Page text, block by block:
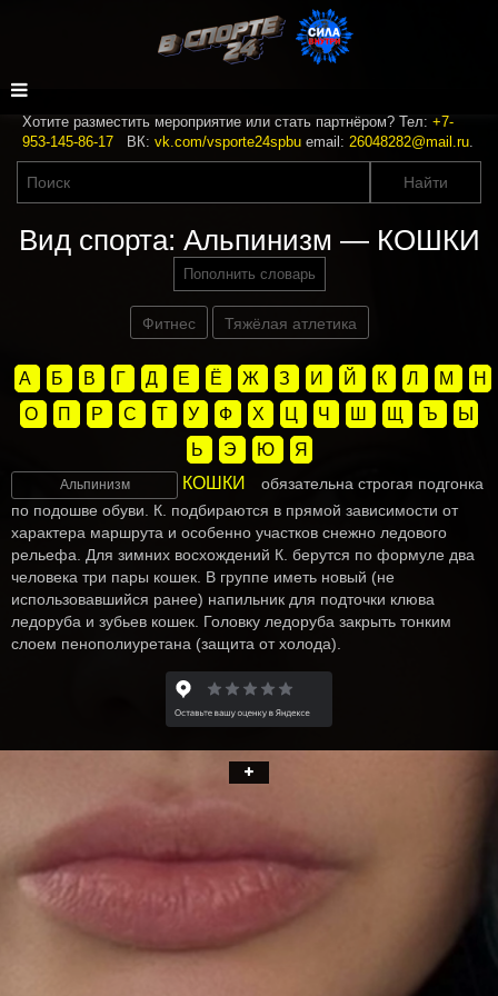
Хотите разместить мероприятие или стать партнёром? Тел: +7-
953-145-86-17 ВК: vk.com/vsporte24spbu email: 26048282@mail.ru.
Вид спорта: Альпинизм — КОШКИ
Пополнить словарь
Фитнес Тяжёлая атлетика
А Б В Г Д Е Ё Ж З И Й К Л М
Н
О
П Р С Т У Ф Х Ц Ч Ш Щ Ъ
Ы
Ь
Э Ю Я
Альпинизм КОШКИ
обязательна строгая подгонка
по подошве обуви. К. подбираются в прямой зависимости от
характера маршрута и особенно участков снежно ледового
рельефа. Для зимних восхождений К. берутся по формуле два
человека три пары кошек. В группе иметь новый (не
использовавшийся ранее) напильник для подточки клюва
ледоруба и зубьев кошек. Головку ледоруба закрыть тонким
слоем пенополиуретана (защита от холода).